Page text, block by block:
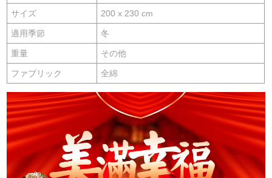
サイズ 200 x 230 cm
適用季節 冬
重量 その他
ファブリック 全綿